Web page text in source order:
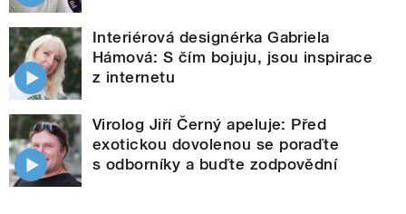
Interiérová designérka Gabriela
Hámová: S čím bojuju, jsou inspirace
z internetu
Virolog Jiří Černý apeluje: Před
exotickou dovolenou se poraďte
s odborníky a buďte zodpovědní